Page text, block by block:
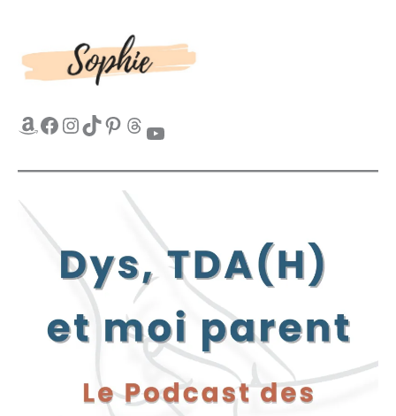
Amazon Facebook InstagramTikTok Pinterest Threads YouTube